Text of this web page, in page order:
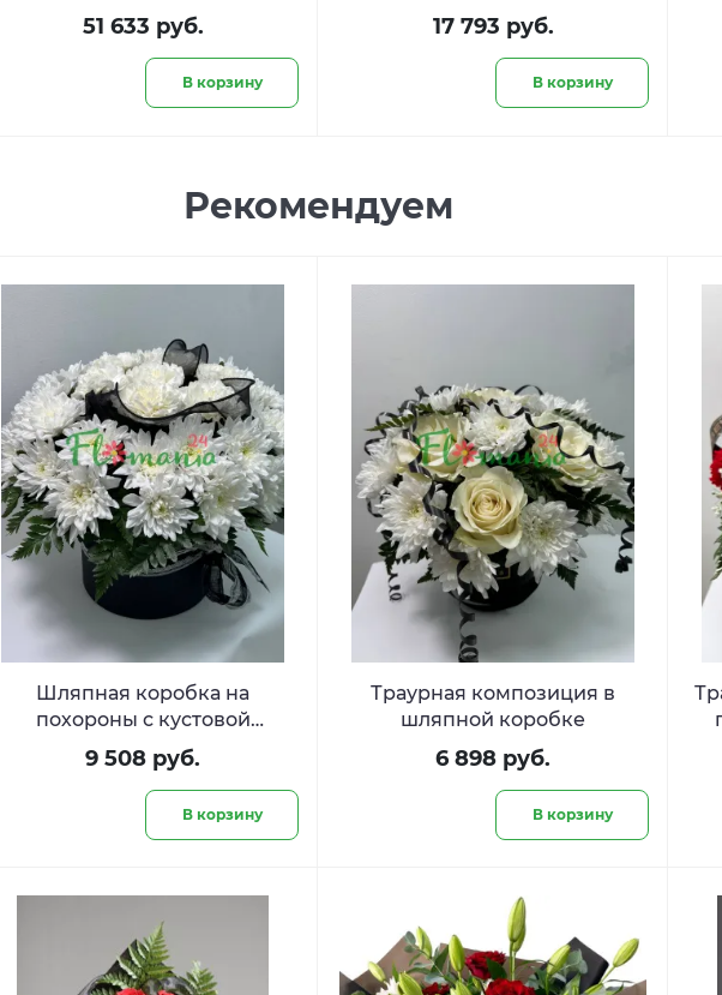
51 633 руб.
В корзину
17 793 руб.
В корзину
Рекомендуем
Шляпная коробка на
похороны с кустовой
хризантемой и гвоздикой
9 508 руб.
В корзину
Траурная композиция в
шляпной коробке
6 898 руб.
В корзину